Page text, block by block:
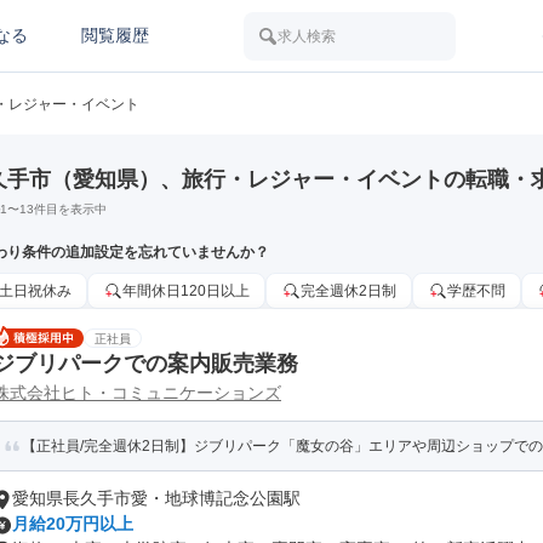
る 閲覧履歴 求人検索
レジャー・イベント
手市（愛知県）、旅行・レジャー・イベントの転職・
1〜13件目を表示中
り条件の追加設定を忘れていませんか？
土日祝休み 年間休日120日以上 完全週休2日制 学歴不問
正社員
ブリパークでの案内販売業務
式会社ヒト・コミュニケーションズ
【正社員/完全週休2日制】ジブリパーク「魔女の谷」エリアや周辺ショップで
愛知県長久手市愛・地球博記念公園駅
月給20万円以上